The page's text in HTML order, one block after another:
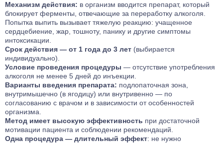
Механизм действия: в организм вводится препарат, который
блокирует ферменты, отвечающие за переработку алкоголя.
Попытка выпить вызывает тяжелую реакцию: учащенное
сердцебиение, жар, тошноту, панику и другие симптомы
интоксикации.
Срок действия — от 1 года до 3 лет (выбирается
индивидуально).
Условие проведения процедуры — отсутствие употребления
алкоголя не менее 5 дней до инъекции.
Варианты введения препарата: подлопаточная зона,
внутримышечно (в ягодицу) или внутривенно — по
согласованию с врачом и в зависимости от особенностей
организма.
Метод имеет высокую эффективность при достаточной
мотивации пациента и соблюдении рекомендаций.
Одна процедура — длительный эффект: не нужно